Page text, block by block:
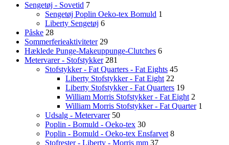
Sengetøj - Sovetid 7
Sengetøj Poplin Oeko-tex Bomuld 1
Liberty Sengetøj 6
Påske 28
Sommerferieaktiviteter 29
Hæklede Punge-Makeuppunge-Clutches 6
Metervarer - Stofstykker 281
Stofstykker - Fat Quarters - Fat Eights 45
Liberty Stofstykker - Fat Eight 22
Liberty Stofstykker - Fat Quarters 19
William Morris Stofstykker - Fat Eight 2
William Morris Stofstykker - Fat Quarter 1
Udsalg - Metervarer 50
Poplin - Bomuld - Oeko-tex 30
Poplin - Bomuld - Oeko-tex Ensfarvet 8
Stofrester - Liberty - Morris mm 37